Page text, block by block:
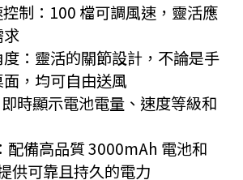
制：100 檔可調風速，靈活應
：靈活的關節設計，不論是手
，均可自由送風
時顯示電池電量、速度等級和
備高品質 3000mAh 電池和
供可靠且持久的電力